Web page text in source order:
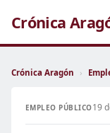
Crónica
Crónica Aragón ›
EMPLEO PÚBLICO19